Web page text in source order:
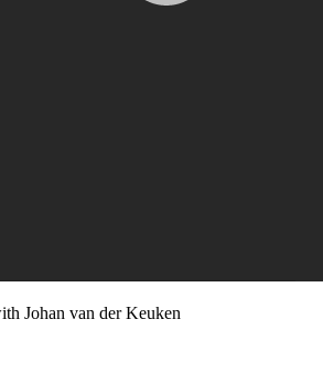
Johan van der Keuken